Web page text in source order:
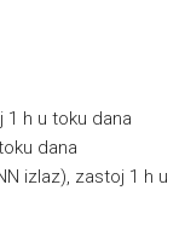
1 h u toku dana
dana
izlaz), zastoj 1 h u